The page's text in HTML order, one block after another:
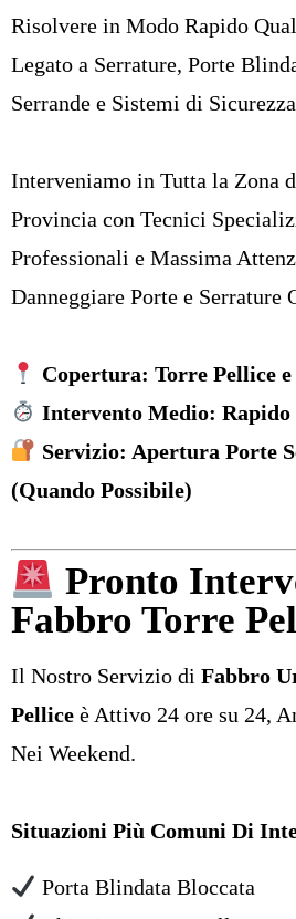
Risolvere in Modo Rapido
Legato a Serrature, Porte
Serrande e Sistemi di
Interveniamo in Tutta la Zona
Provincia con Tecnici
Professionali e Massima
Danneggiare Porte e Serrature
Copertura: Torre Pellice
Intervento Medio: Rapido
Servizio: Apertura Porte
(Quando Possibile)
Pronto
Fabbro Torre
Il Nostro Servizio di Fabbro
Pellice è Attivo 24 ore su 24,
Nei Weekend.
Situazioni Più Comuni Di
Porta Blindata Bloccata